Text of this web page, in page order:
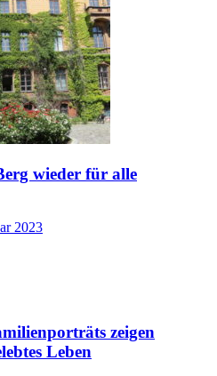
wieder für alle
2023
zeigen
Leben